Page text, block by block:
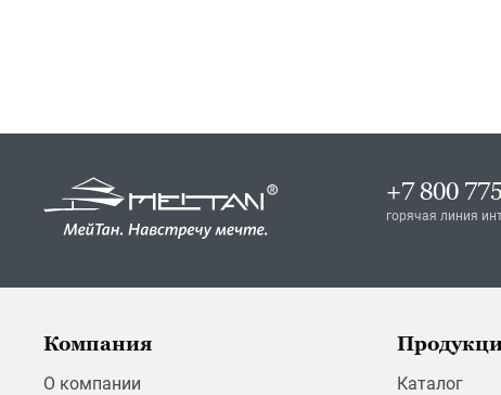
+7 800
горячая линия
Компания
О компании Каталог